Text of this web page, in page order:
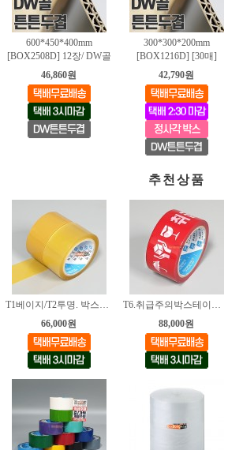
600*450*400mm
[BOX2508D] 12장/ DW골
46,860원
300*300*200mm
[BOX1216D] [30매]
42,790원
추천상품
T1베이지/T2투명. 박스테이프. 40M
66,000원
T6.취급주의박스테이프.50mm*40M [취급주의]
88,000원